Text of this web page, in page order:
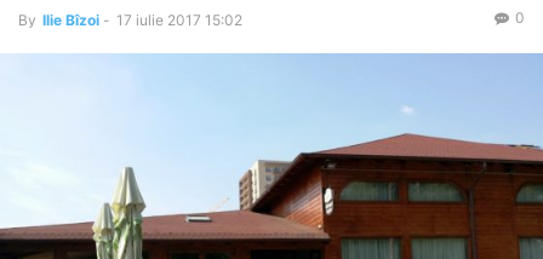
By Ilie Bîzoi - 17 iulie 2017 15:02 0